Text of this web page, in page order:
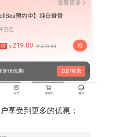
享受到更多的优惠；